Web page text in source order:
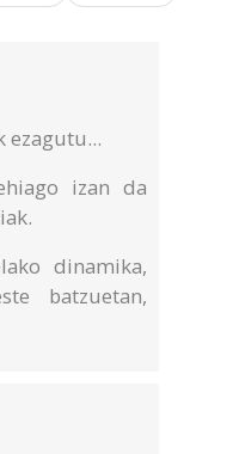
ezagutu...
izan da
dinamika,
batzuetan,